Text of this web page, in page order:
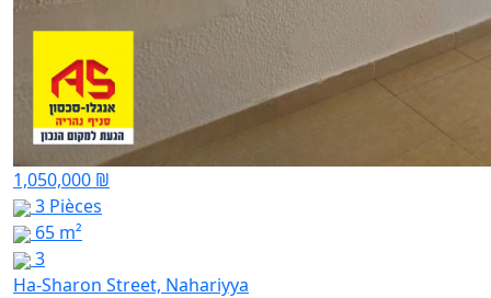
1,050,000 ₪
3 Pièces
65 m²
3
Ha-Sharon Street, Nahariyya